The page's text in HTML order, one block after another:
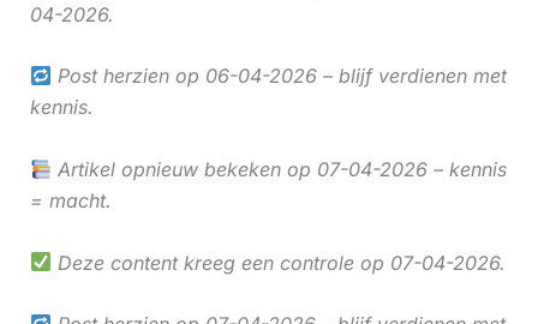
04-2026.
Post herzien op 06-04-2026 – blijf verdienen met
kennis.
Artikel opnieuw bekeken op 07-04-2026 – kennis
= macht.
Deze content kreeg een controle op 07-04-2026.